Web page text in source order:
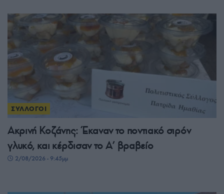
ΣΥΛΛΟΓΟΙ
Ακρινή Κοζάνης: Έκαναν το ποντιακό σιρόν
γλυκό, και κέρδισαν το A’ βραβείο
2/08/2026 - 9:45μμ